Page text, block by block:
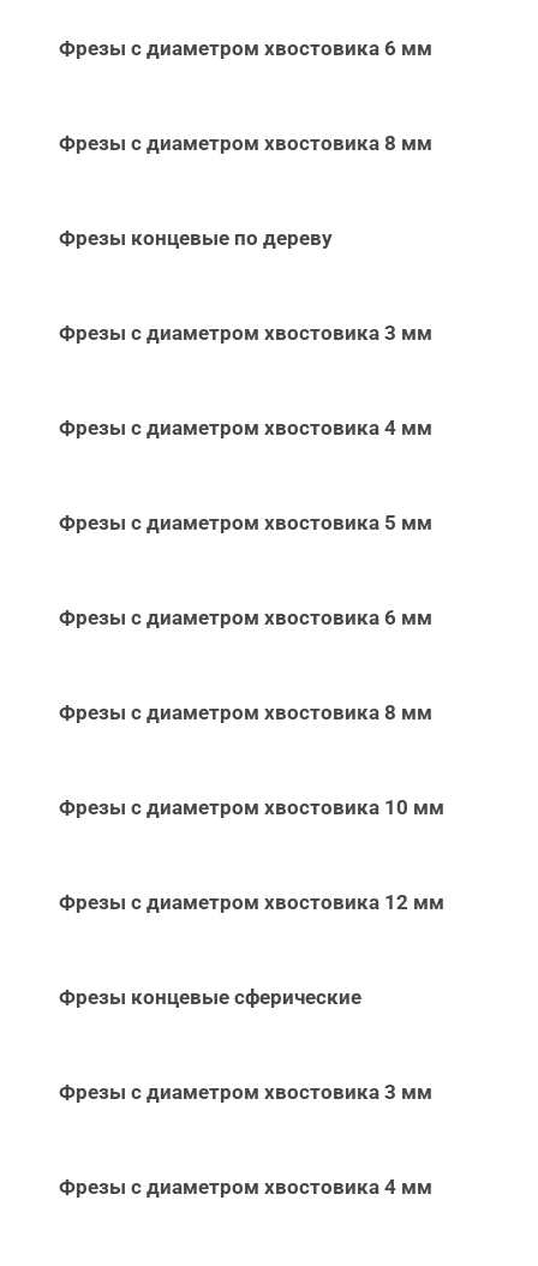
Фрезы с диаметром хвостовика 6 мм
Фрезы с диаметром хвостовика 8 мм
Фрезы концевые по дереву
Фрезы с диаметром хвостовика 3 мм
Фрезы с диаметром хвостовика 4 мм
Фрезы с диаметром хвостовика 5 мм
Фрезы с диаметром хвостовика 6 мм
Фрезы с диаметром хвостовика 8 мм
Фрезы с диаметром хвостовика 10 мм
Фрезы с диаметром хвостовика 12 мм
Фрезы концевые сферические
Фрезы с диаметром хвостовика 3 мм
Фрезы с диаметром хвостовика 4 мм